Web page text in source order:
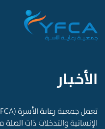
الأخـبـار
الإنسانية والتدخلات ذات